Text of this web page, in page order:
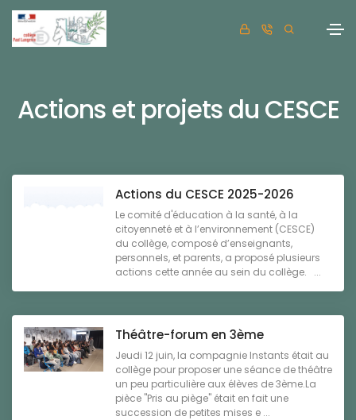
Actions et projets du CESCE
Actions du CESCE 2025-2026
Le comité d'éducation à la santé, à la
citoyenneté et à l’environnement (CESCE)
du collège, composé d’enseignants,
personnels, et parents, a proposé plusieurs
actions cette année au sein du collège. ...
Théâtre-forum en 3ème
Jeudi 12 juin, la compagnie Instants était au
collège pour proposer une séance de théâtre
un peu particulière aux élèves de 3ème.La
pièce "Pris au piège" était en fait une
succession de petites mises e ...